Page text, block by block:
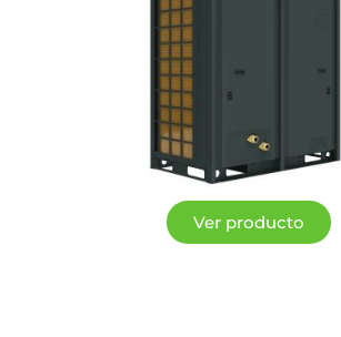
Ver producto